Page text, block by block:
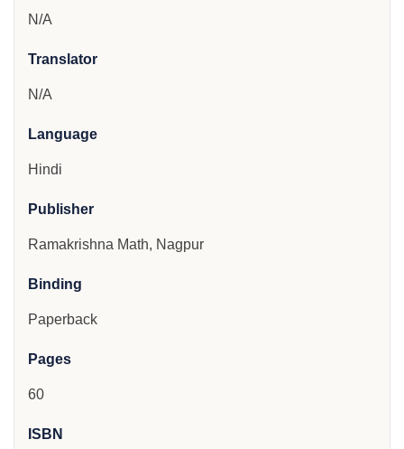
N/A
Translator
N/A
Language
Hindi
Publisher
Ramakrishna Math, Nagpur
Binding
Paperback
Pages
60
ISBN